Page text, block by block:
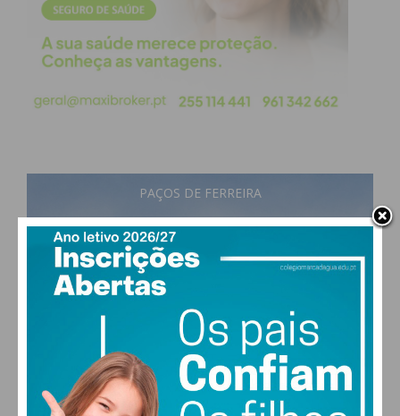
PAÇOS DE FERREIRA
23°
vento: 3m/s O
22 °
SÁB
26
DOM
28
SEG
30
TER